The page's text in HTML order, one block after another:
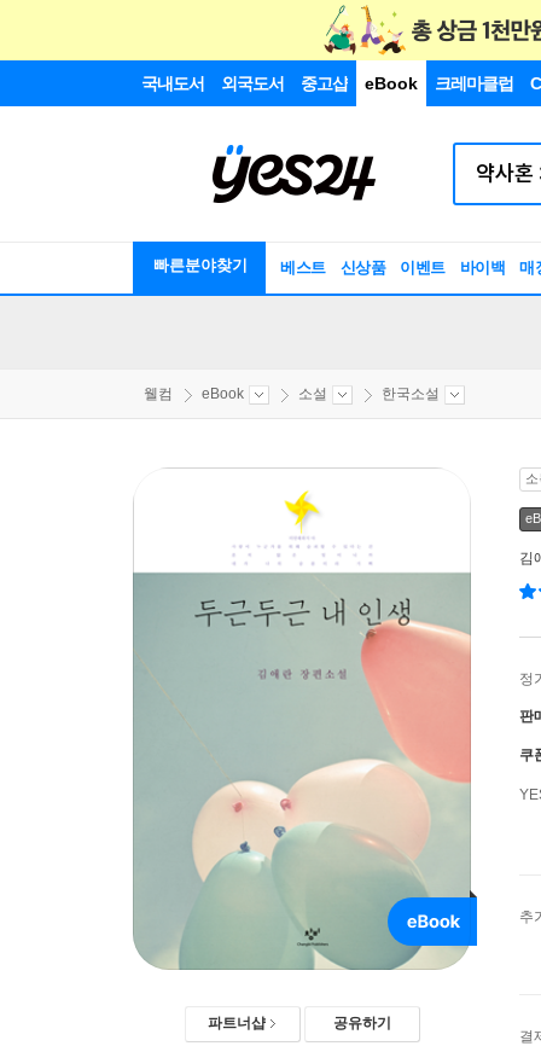
국내도서 외국도서 중고샵 eBook 크레마클럽
빠른분야찾기 베스트 신상품 이벤트 바이백 매
웰컴 eBook 소설 한국소설
파트너샵 공유하기
김
정
판
쿠
추
결